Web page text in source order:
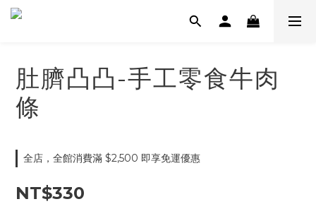
肚臍凸凸-手工零食牛肉
條
全店，全館消費滿 $2,500 即享免運優惠
NT$330